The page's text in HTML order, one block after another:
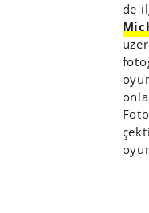
de